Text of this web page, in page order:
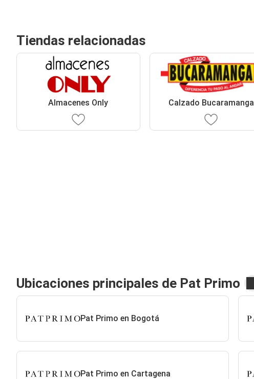
Tiendas relacionadas
Almacenes Only Calzado Bucaramanga
Ubicaciones principales de Pat Primo
Pat Primo en Bogotá
Pat Primo en Cartagena